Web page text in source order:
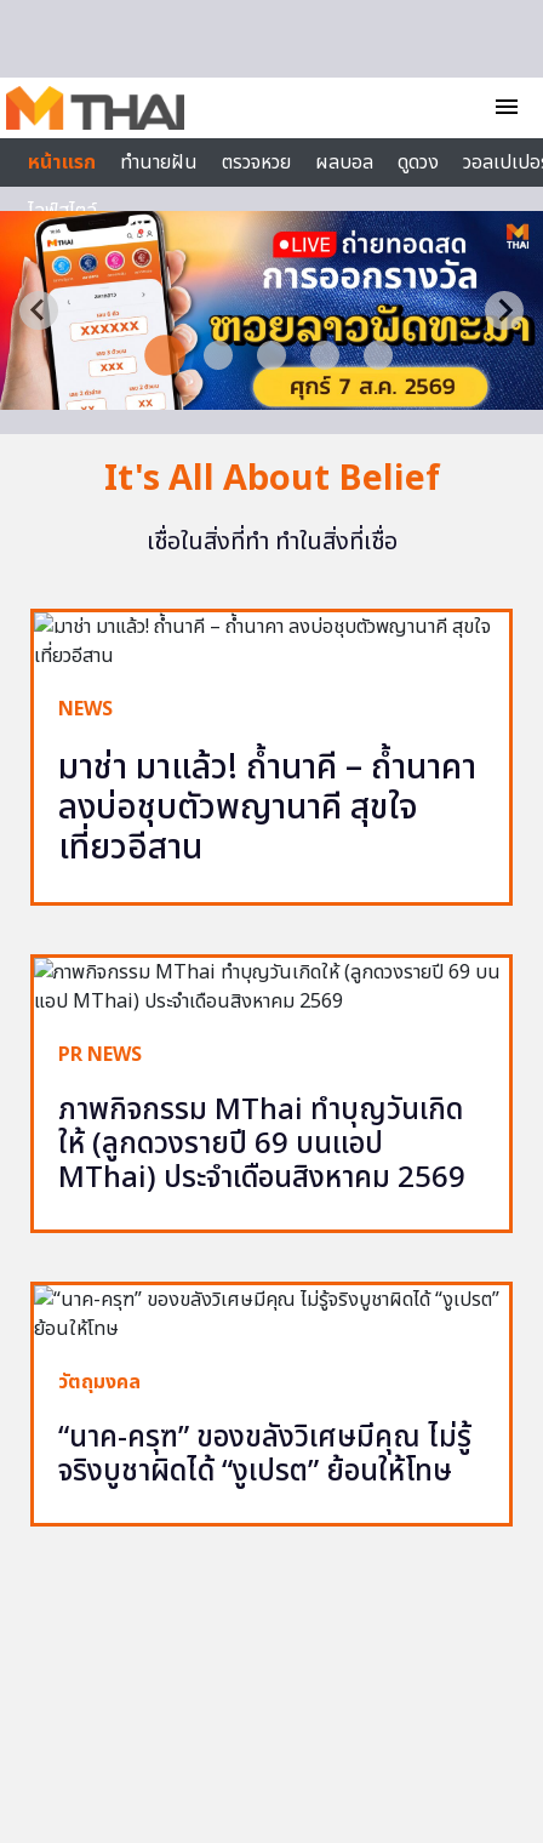
menu
หน้าแรก
ทำนายฝัน ตรวจหวย ผลบอล ดูดวง
วอลเปเป
ไลฟ์สไตล์
It's All About Belief
เชื่อในสิ่งที่ทำ ทำในสิ่งที่เชื่อ
NEWS
มาช่า มาแล้ว! ถ้ำนาคี – ถ้ำนาคา
ลงบ่อชุบตัวพญานาคี สุขใจ
เที่ยวอีสาน
PR NEWS
ภาพกิจกรรม MThai ทำบุญวันเกิด
ให้ (ลูกดวงรายปี 69 บนแอป
MThai) ประจำเดือนสิงหาคม 2569
วัตถุมงคล
“นาค-ครุฑ” ของขลังวิเศษมีคุณ ไม่รู้
จริงบูชาผิดได้ “งูเปรต” ย้อนให้โทษ